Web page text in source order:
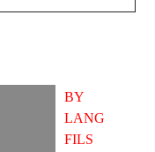
BY
LANG
FILS